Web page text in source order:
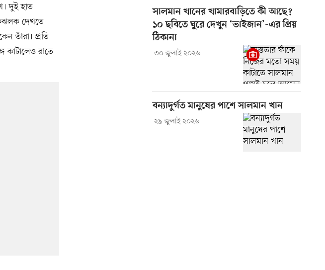
দুই হাত
দেখতে
তাঁরা। প্রতি
কাটালেও রাতে
সালমান খানের খামারবাড়িতে কী আছে?
১০ ছবিতে ঘুরে দেখুন ‘ভাইজান’-এর প্রিয়
ঠিকানা
৩০ জুলাই ২০২৬
বন্যাদুর্গত মানুষের পাশে সালমান খান
২৯ জুলাই ২০২৬